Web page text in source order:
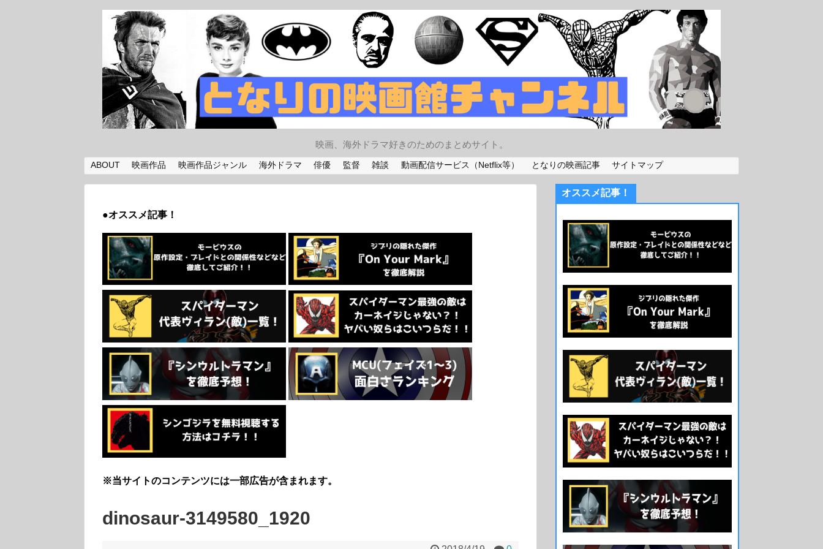
映画、海外ドラマ好きのためのまとめサイト。
ABOUT 映画作品 映画作品ジャンル 海外ドラマ 俳優 監督 雑談 動画配信サービス（Netflix等） となりの映画記事 サイトマップ
●オススメ記事！
※当サイトのコンテンツには一部広告が含まれます。
dinosaur-3149580_1920
オススメ記事！